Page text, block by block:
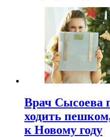
Врач Сысоева
ходить
к Новому году